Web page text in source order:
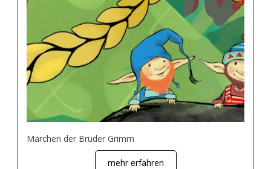
Märchen der Brüder Grimm
mehr erfahren